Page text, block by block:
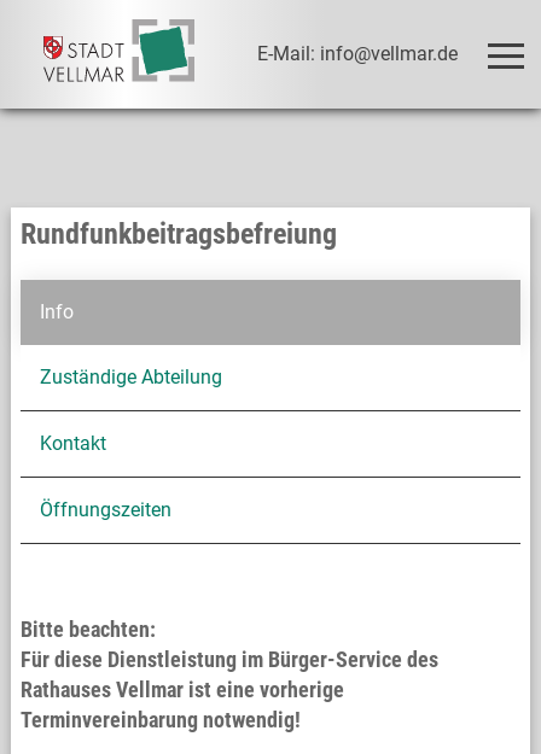
E-Mail: info@vellmar.de
Rundfunkbeitragsbefreiung
Info
Zuständige Abteilung
Kontakt
Öffnungszeiten
Bitte beachten:
Für diese Dienstleistung im Bürger-Service des
Rathauses Vellmar ist eine vorherige
Terminvereinbarung notwendig!